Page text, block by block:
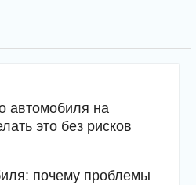
автомобиля на
это без рисков
почему проблемы